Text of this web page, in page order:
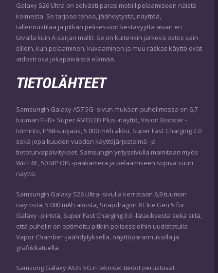
Galaxy S26 Ultra on selvästi paras mobiilipelaamiseen näistä
kolmesta. Se tarjoaa tehoa, jäähdytystä, näyttöä,
tallennustilaa ja pitkän pelisession kestävyyttä aivan eri
tavalla kuin A-sarjan mallit. Se on kuitenkin järkevä ostos vain
silloin, kun pelaaminen, kuvaaminen ja muu raskas käyttö ovat
aidosti osa jokapäiväistä elämää.
TIETOLÄHTEET
Samsungin Galaxy A57 5G -sivun mukaan puhelimessa on 6,7
tuuman FHD+ Super AMOLED Plus -näyttö, Vision Booster -
toiminto, IP68-suojaus, 5 000 mAh akku, Super Fast Charging 2.0
sekä jopa kuuden vuoden käyttöjärjestelmä- ja
tietoturvapäivitykset. Samsungin yrityssivulla mainitaan myös
Wi-Fi 6E, 50 MP OIS -pääkamera ja pelaamiseen sopiva suuri
näyttö.
Samsungin Galaxy S26 Ultra -sivulla kerrotaan 6,9 tuuman
näytöstä, 5 000 mAh akusta, Snapdragon 8 Elite Gen 5 for
Galaxy -piiristä, Super Fast Charging 3.0 -latauksesta sekä siitä,
että puhelin on optimoitu pitkiin pelisessioihin uudistetulla
Vapor Chamber -jäähdytyksellä, näyttöparannuksilla ja
grafiikkatuella.
Samsung Galaxy A52s 5G:n tekniset tiedot perustuvat